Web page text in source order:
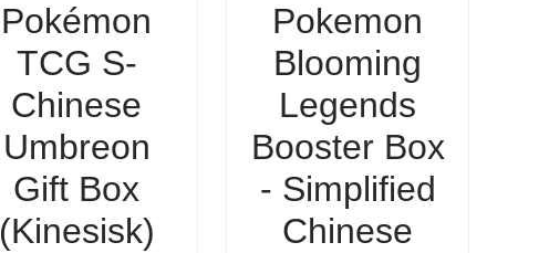
Pokémon
TCG S-
Chinese
Umbreon
Gift Box
(Kinesisk)
Pokemon
Blooming
Legends
Booster Box
- Simplified
Chinese